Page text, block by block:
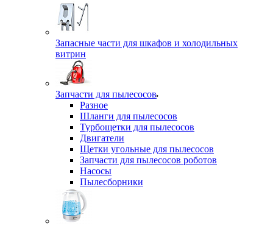
Запасные части для шкафов и холодильных
витрин
Запчасти для пылесосов
Разное
Шланги для пылесосов
Турбощетки для пылесосов
Двигатели
Щетки угольные для пылесосов
Запчасти для пылесосов роботов
Насосы
Пылесборники